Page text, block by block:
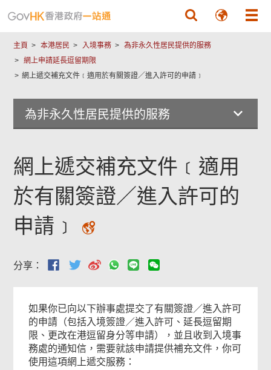
主頁 本港居民 入境事務
為非永久性居民提供的服務
網上申請延長逗留期限
網上遞交補充文件﹝適用於有關簽證／進入許可的申請﹞
為非永久性居民提供的服務
網上遞交補充文件﹝適用
於有關簽證／進入許可的
申請﹞
分享：
如果你已向以下辦事處提交了有關簽證／進入許可
的申請（包括入境簽證／進入許可、延長逗留期
限、更改在港逗留身分等申請），並且收到入境事
務處的通知信，需要就該申請提供補充文件，你可
使用這項網上遞交服務：